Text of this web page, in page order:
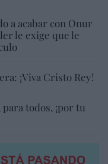
a acabar con Onur
le exige que le
¡Viva Cristo Rey!
todos, ¡por tu